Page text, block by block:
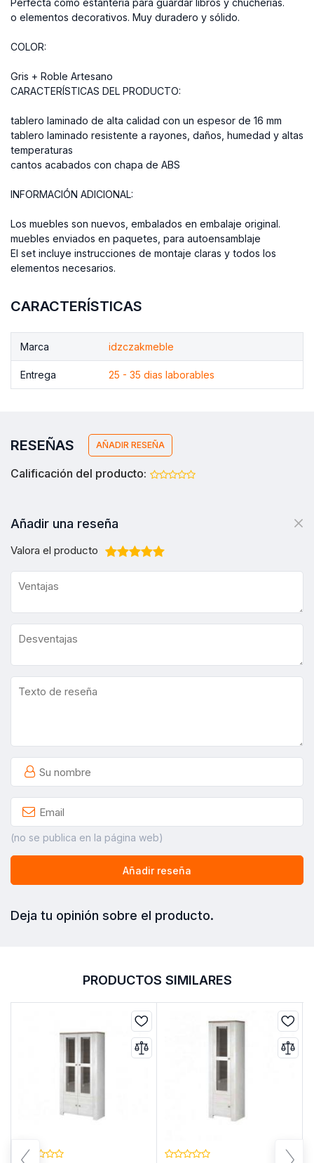
o elementos decorativos. Muy duradero y sólido.
COLOR:
Gris + Roble Artesano
CARACTERÍSTICAS DEL PRODUCTO:
tablero laminado de alta calidad con un espesor de 16 mm
tablero laminado resistente a rayones, daños, humedad y altas
temperaturas
cantos acabados con chapa de ABS
INFORMACIÓN ADICIONAL:
Los muebles son nuevos, embalados en embalaje original.
muebles enviados en paquetes, para autoensamblaje
El set incluye instrucciones de montaje claras y todos los
elementos necesarios.
CARACTERÍSTICAS
Marca idzczakmeble
Entrega 25 - 35 dias laborables
RESEÑAS AÑADIR RESEÑA
Calificación del producto:
Añadir una reseña
Valora el producto
(no se publica en la página web)
Añadir reseña
Deja tu opinión sobre el producto.
PRODUCTOS SIMILARES